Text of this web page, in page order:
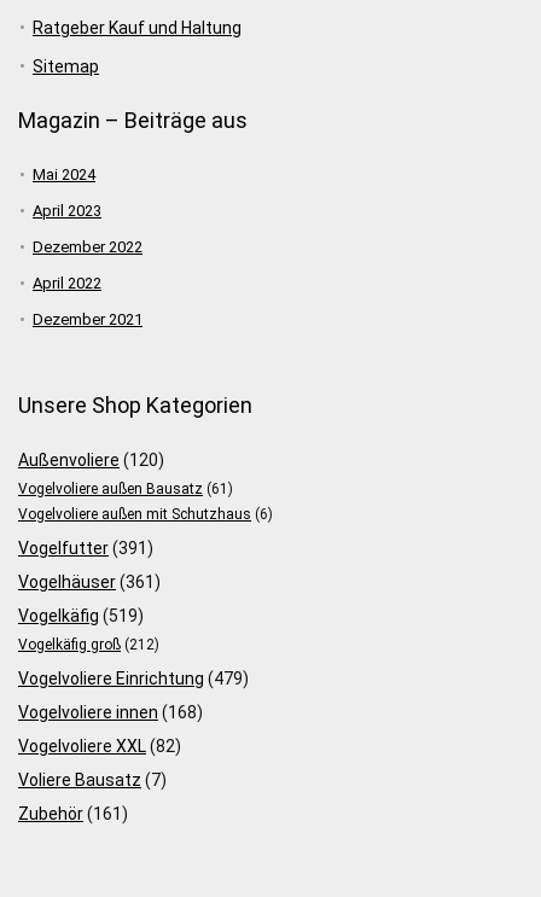
Ratgeber Kauf und Haltung
Sitemap
Magazin – Beiträge aus
Mai 2024
April 2023
Dezember 2022
April 2022
Dezember 2021
Unsere Shop Kategorien
Außenvoliere (120)
Vogelvoliere außen Bausatz (61)
Vogelvoliere außen mit Schutzhaus (6)
Vogelfutter(391)
Vogelhäuser(361)
Vogelkäfig (519)
Vogelkäfig groß (212)
Vogelvoliere Einrichtung (479)
Vogelvoliere innen (168)
Vogelvoliere XXL(82)
Voliere Bausatz (7)
Zubehör(161)